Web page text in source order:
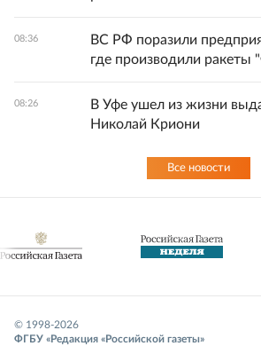
08:36
ВС РФ поразили
где производили ракеты
08:26
В Уфе ушел из жизни
Николай Криони
Все новости
© 1998-2026
ФГБУ «Редакция «Российской газеты»